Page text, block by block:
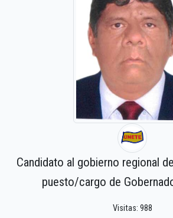
Candidato al gobierno regional
puesto/cargo de
Visitas: 988